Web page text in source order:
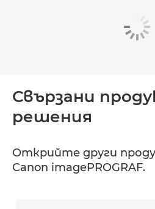
Свързани
решения
Открийте други
Canon imagePROGRAF.